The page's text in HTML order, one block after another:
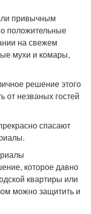
привычным
положительные
на свежем
мухи и комары,
решение этого
от незваных гостей
спасают
которое давно
квартиры или
можно защитить и